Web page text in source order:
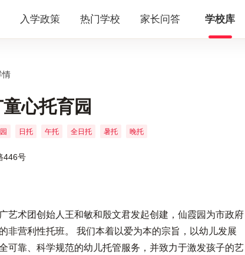
入学政策 热门学校 家长问答 学校库
情
心托育园
日托 午托 全日托 暑托 晚托
446号
艺术团创始人王和敏和殷文君发起创建，仙霞园为市政府
非营利性托班。 我们本着以爱为本的宗旨，以幼儿发展
可靠、科学规范的幼儿托管服务，并致力于激发孩子的艺